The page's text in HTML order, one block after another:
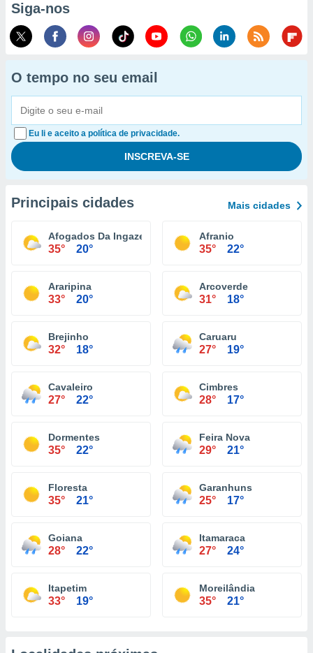
Siga-nos
O tempo no seu email
Eu li e aceito a política de privacidade.
Principais cidades Mais cidades
Afogados Da Ingazeira
35° 20°
Afranio
35° 22°
Araripina
33° 20°
Arcoverde
31° 18°
Brejinho
32° 18°
Caruaru
27° 19°
Cavaleiro
27° 22°
Cimbres
28° 17°
Dormentes
35° 22°
Feira Nova
29° 21°
Floresta
35° 21°
Garanhuns
25° 17°
Goiana
28° 22°
Itamaraca
27° 24°
Itapetim
33° 19°
Moreilândia
35° 21°